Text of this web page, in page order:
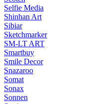
Selfie Media
Shinhan Art
Sibiar
Sketchmarker
SM-LT ART
Smartbuy
Smile Decor
Snazaroo
Somat
Sonax
Sonnen